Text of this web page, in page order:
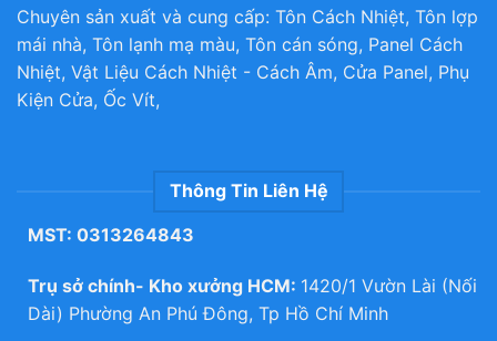
Chuyên sản xuất và cung cấp: Tôn Cách Nhiệt, Tôn lợp
mái nhà, Tôn lạnh mạ màu, Tôn cán sóng, Panel Cách
Nhiệt, Vật Liệu Cách Nhiệt - Cách Âm, Cửa Panel, Phụ
Kiện Cửa, Ốc Vít,
Thông Tin Liên Hệ
MST: 0313264843
Trụ sở chính- Kho xưởng HCM: 1420/1 Vườn Lài (Nối
Dài) Phường An Phú Đông, Tp Hồ Chí Minh